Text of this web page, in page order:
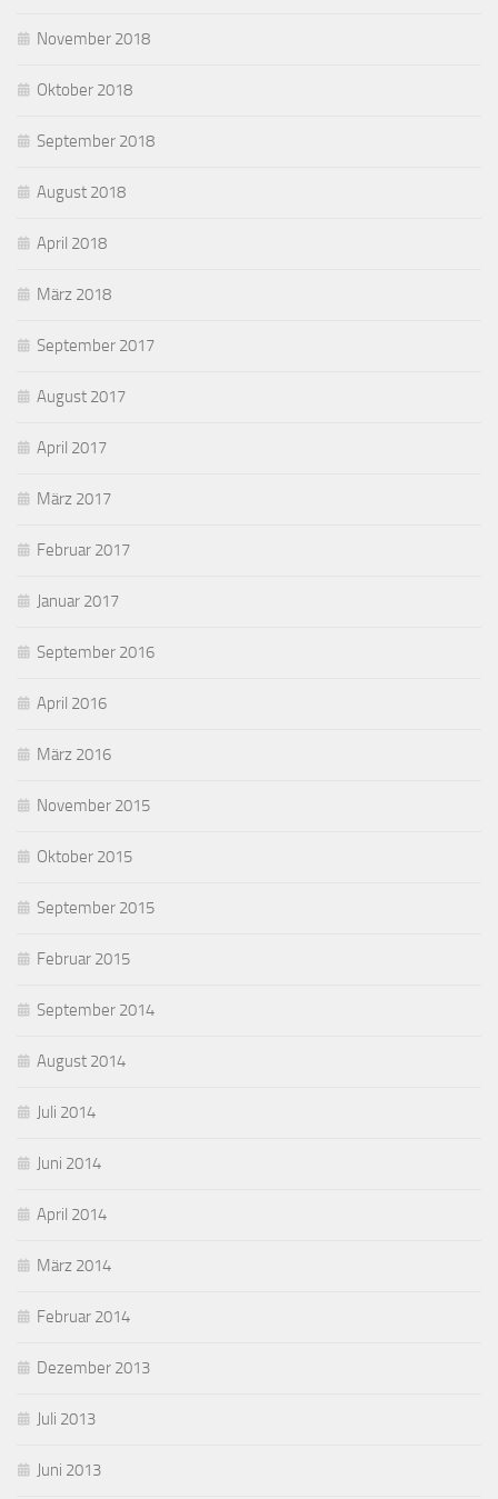
November 2018
Oktober 2018
September 2018
August 2018
April 2018
März 2018
September 2017
August 2017
April 2017
März 2017
Februar 2017
Januar 2017
September 2016
April 2016
März 2016
November 2015
Oktober 2015
September 2015
Februar 2015
September 2014
August 2014
Juli 2014
Juni 2014
April 2014
März 2014
Februar 2014
Dezember 2013
Juli 2013
Juni 2013